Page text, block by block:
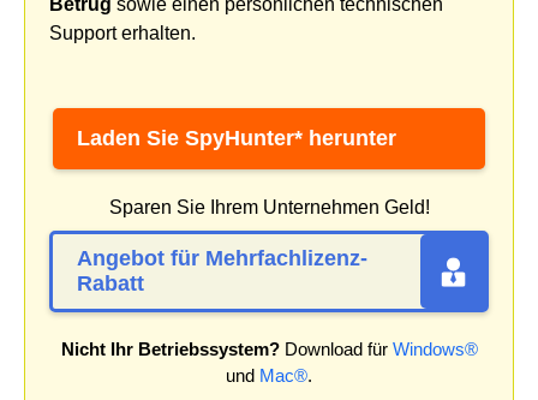
Betrug sowie einen persönlichen technischen
Support erhalten.
Laden Sie SpyHunter* herunter
Sparen Sie Ihrem Unternehmen Geld!
Angebot für Mehrfachlizenz-
Rabatt
Nicht Ihr Betriebssystem?Download für Windows®
und Mac®.